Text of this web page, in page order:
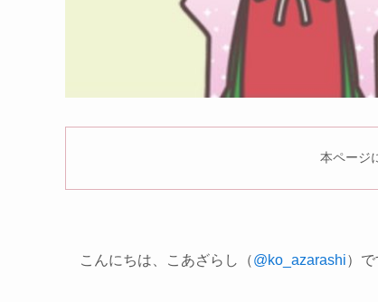
本ページ
こんにちは、こあざらし（@ko_azarashi）で